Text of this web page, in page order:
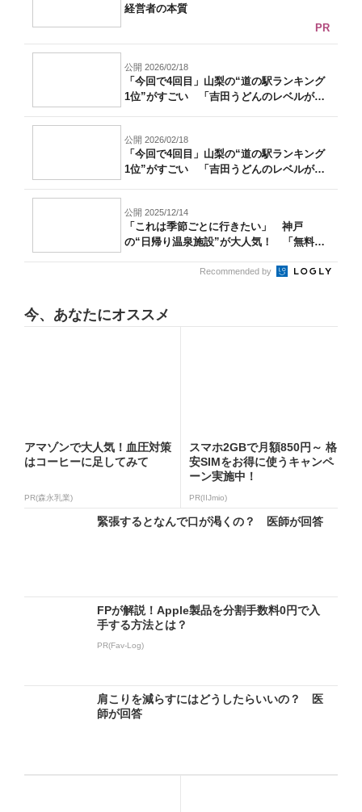
経営者の本質
PR
公開 2026/02/18
「今回で4回目」山梨の“道の駅ランキング
1位”がすごい 「吉田うどんのレベルが
公開 2026/02/18
「今回で4回目」山梨の“道の駅ランキング
1位”がすごい 「吉田うどんのレベルが
公開 2025/12/14
「これは季節ごとに行きたい」 神戸
の“日帰り温泉施設”が大人気！ 「無料送
Recommended by
今、あなたにオススメ
アマゾンで大人気！血圧対策
はコーヒーに足してみて
PR(森永乳業)
スマホ2GBで月額850円～ 格
安SIMをお得に使うキャンペ
ーン実施中！
PR(IIJmio)
緊張するとなんで口が渇くの？ 医師が回答
FPが解説！Apple製品を分割手数料0円で入
手する方法とは？
PR(Fav-Log)
肩こりを減らすにはどうしたらいいの？ 医
師が回答